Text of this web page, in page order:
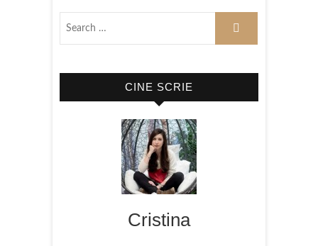
CINE SCRIE
Cristina